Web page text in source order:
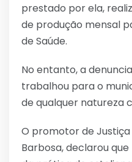
prestado por ela,
de produção mensal
de Saúde.
No entanto, a
trabalhou para o
de qualquer natureza
O promotor de Justiça
Barbosa, declarou